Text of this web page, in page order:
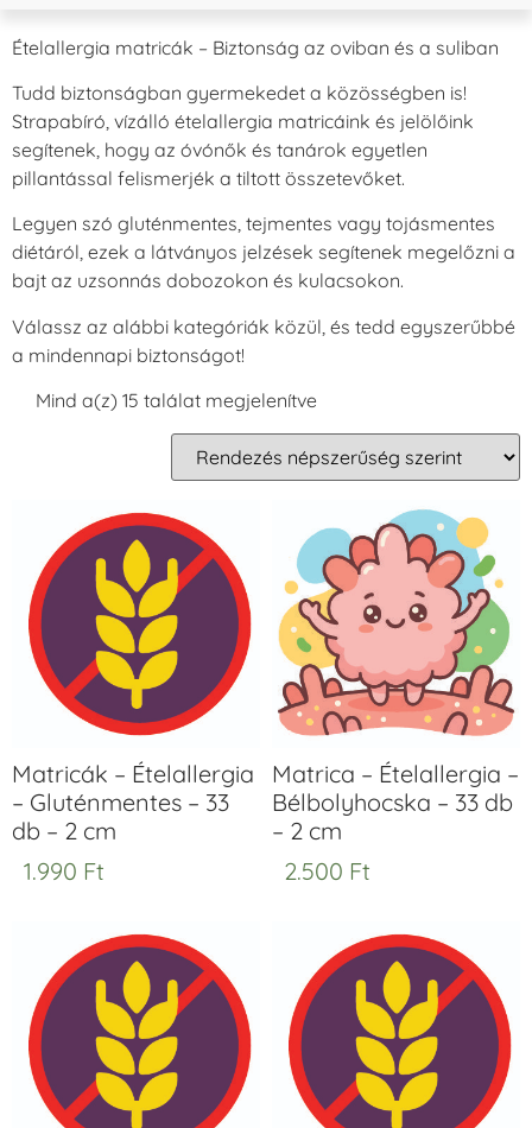
Ételallergia matricák – Biztonság az oviban és a suliban
Tudd biztonságban gyermekedet a közösségben is!
Strapabíró, vízálló ételallergia matricáink és jelölőink
segítenek, hogy az óvónők és tanárok egyetlen
pillantással felismerjék a tiltott összetevőket.
Legyen szó gluténmentes, tejmentes vagy tojásmentes
diétáról, ezek a látványos jelzések segítenek megelőzni a
bajt az uzsonnás dobozokon és kulacsokon.
Válassz az alábbi kategóriák közül, és tedd egyszerűbbé
a mindennapi biztonságot!
Mind a(z) 15 találat megjelenítve
Matricák – Ételallergia
– Gluténmentes – 33
db – 2 cm
1.990 Ft
Matrica – Ételallergia –
Bélbolyhocska – 33 db
– 2 cm
2.500 Ft